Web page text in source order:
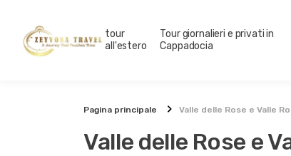
tour
all'estero
Tour giornalieri e privati in
Cappadocia
Pagina principale Valle delle Rose e Valle
Valle delle Rose e